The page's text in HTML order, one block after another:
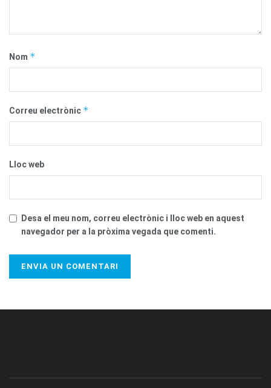
Nom *
Correu electrònic *
Lloc web
Desa el meu nom, correu electrònic i lloc web en aquest
navegador per a la pròxima vegada que comenti.